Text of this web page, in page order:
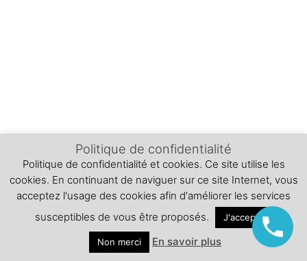
Politique de confidentialité
Politique de confidentialité et cookies. Ce site utilise les
cookies. En continuant de naviguer sur ce site Internet, vous
acceptez l'usage des cookies afin d'améliorer les services
susceptibles de vous être proposés.
J'accepte
Non merci En savoir plus